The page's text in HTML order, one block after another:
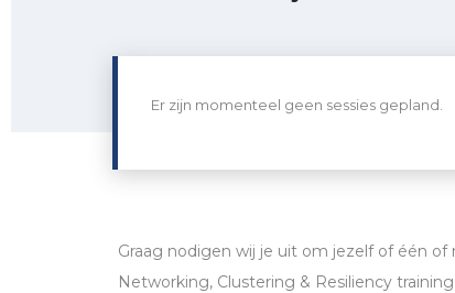
Er zijn momenteel geen sessies gepland.
Graag nodigen wij je uit om jezelf of één of
Networking, Clustering & Resiliency training.